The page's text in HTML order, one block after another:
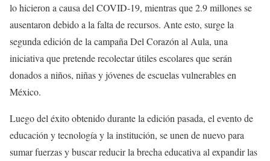
lo hicieron a causa del COVID-19, mientras que 2.9 millones se
ausentaron debido a la falta de recursos. Ante esto, surge la
segunda edición de la campaña Del Corazón al Aula, una
iniciativa que pretende recolectar útiles escolares que serán
donados a niños, niñas y jóvenes de escuelas vulnerables en
México.
Luego del éxito obtenido durante la edición pasada, el evento de
educación y tecnología y la institución, se unen de nuevo para
sumar fuerzas y buscar reducir la brecha educativa al expandir las